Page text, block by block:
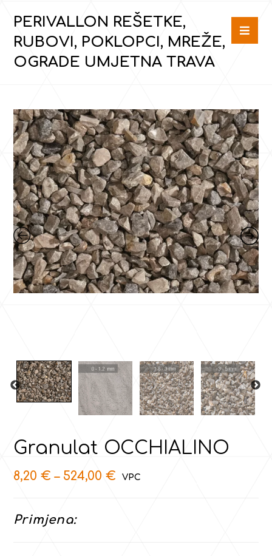
PERIVALLON REŠETKE,
RUBOVI, POKLOPCI, MREŽE,
OGRADE UMJETNA TRAVA
Granulat OCCHIALINO
8,20€ – 524,00€
Primjena: